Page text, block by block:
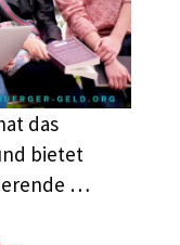
das
bietet
…